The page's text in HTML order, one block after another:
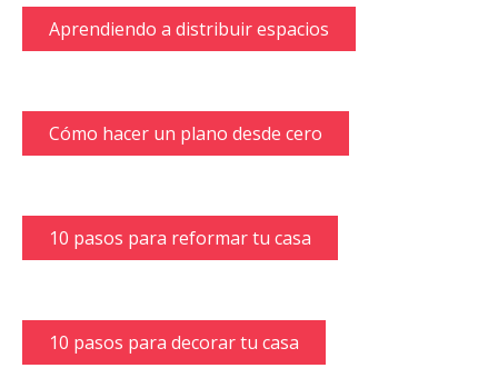
Aprendiendo a distribuir espacios
Cómo hacer un plano desde cero
10 pasos para reformar tu casa
10 pasos para decorar tu casa